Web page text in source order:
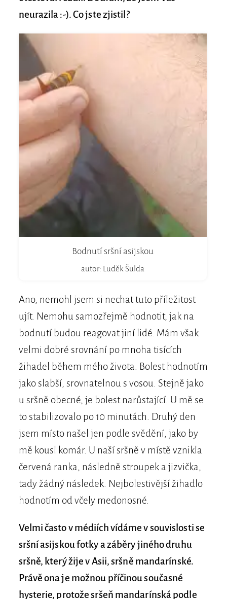
neurazila :-). Co jste zjistil?
Bodnutí sršní asijskou
autor: Luděk Šulda
Ano, nemohl jsem si nechat tuto příležitost
ujít. Nemohu samozřejmě hodnotit, jak na
bodnutí budou reagovat jiní lidé. Mám však
velmi dobré srovnání po mnoha tisících
žihadel během mého života. Bolest hodnotím
jako slabší, srovnatelnou s vosou. Stejně jako
u sršně obecné, je bolest narůstající. U mě se
to stabilizovalo po 10 minutách. Druhý den
jsem místo našel jen podle svědění, jako by
mě kousl komár. U naší sršně v místě vznikla
červená ranka, následně stroupek a jizvička,
tady žádný následek. Nejbolestivější žihadlo
hodnotím od včely medonosné.
Velmi často v médiích vídáme v souvislosti se
sršní asijskou fotky a záběry jiného druhu
sršně, který žije v Asii, sršně mandarínské.
Právě ona je možnou příčinou současné
hysterie, protože sršeň mandarínská podle